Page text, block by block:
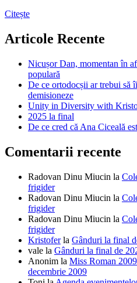
Citește
Articole Recente
Nicușor Dan, momentan în
populară
De ce ortodocșii ar trebui să
demisioneze
Unity in Diversity with
2025 la final
De ce cred că Ana Ciceală
Comentarii recente
Radovan Dinu Miucin la
frigider
Radovan Dinu Miucin la
frigider
Radovan Dinu Miucin la
frigider
Kristoferla Gânduri la final
vale la Gânduri la final de
Anonim la Miss Roman
decembrie 2009